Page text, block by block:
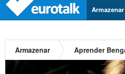
Armazenar
Armazenar Aprender